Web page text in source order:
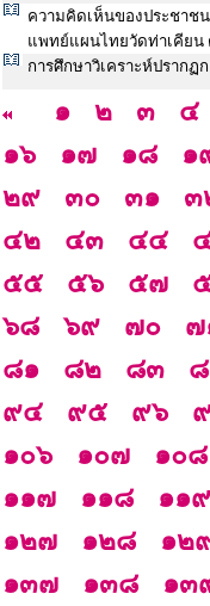
ความคิดเห็นของประชาช
แพทย์แผนไทยวัดท่าเคียน
การศึกษาวิเคราะห์ปราก
๑ ๒ ๓
๔
๑๖
๑๗ ๑๘
๑
๒๙
๓๐ ๓๑
๓
๔๒
๔๓ ๔๔
๕๕
๕๖ ๕๗
๖๘
๖๙ ๗๐
๗
๘๑
๘๒ ๘๓
๙๔
๙๕ ๙๖
๑๐๖
๑๐๗
๑๐๘
๑๑๗
๑๑๘
๑๑๙
๑๒๗
๑๒๘
๑๒
๑๓๗
๑๓๘
๑๓